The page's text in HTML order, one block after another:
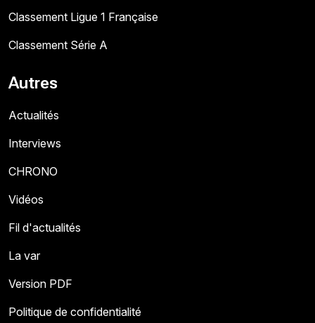
Classement Ligue 1 Française
Classement Série A
Autres
Actualités
Interviews
CHRONO
Vidéos
Fil d'actualités
La var
Version PDF
Politique de confidentialité